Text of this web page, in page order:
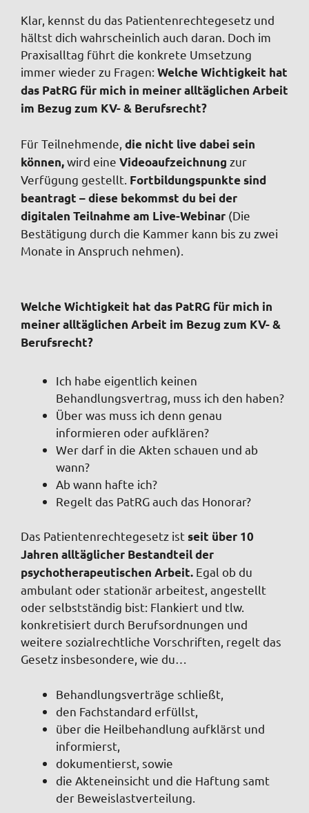
Klar, kennst du das Patientenrechtegesetz und
hältst dich wahrscheinlich auch daran. Doch im
Praxisalltag führt die konkrete Umsetzung
immer wieder zu Fragen: Welche Wichtigkeit hat
das PatRG für mich in meiner alltäglichen Arbeit
im Bezug zum KV- & Berufsrecht?
Für Teilnehmende, die nicht live dabei sein
können,wird eine Videoaufzeichnung zur
Verfügung gestellt. Fortbildungspunkte sind
beantragt – diese bekommst du bei der
digitalen Teilnahme am Live-Webinar (Die
Bestätigung durch die Kammer kann bis zu zwei
Monate in Anspruch nehmen).
Welche Wichtigkeit hat das PatRG für mich in
meiner alltäglichen Arbeit im Bezug zum KV- &
Berufsrecht?
Ich habe eigentlich keinen
Behandlungsvertrag, muss ich den haben?
Über was muss ich denn genau
informieren oder aufklären?
Wer darf in die Akten schauen und ab
wann?
Ab wann hafte ich?
Regelt das PatRG auch das Honorar?
Das Patientenrechtegesetz istseit über 10
Jahren alltäglicher Bestandteil der
psychotherapeutischen Arbeit. Egal ob du
ambulant oder stationär arbeitest, angestellt
oder selbstständig bist: Flankiert und tlw.
konkretisiert durch Berufsordnungen und
weitere sozialrechtliche Vorschriften, regelt das
Gesetz insbesondere, wie du…
Behandlungsverträge schließt,
den Fachstandard erfüllst,
über die Heilbehandlung aufklärst und
informierst,
dokumentierst, sowie
die Akteneinsicht und die Haftung samt
der Beweislastverteilung.